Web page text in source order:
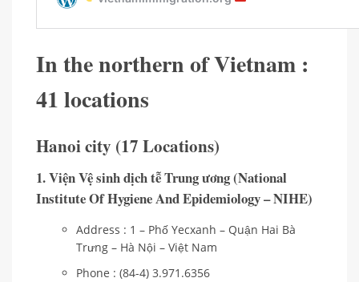
In the northern of Vietnam :
41 locations
Hanoi city (17 Locations)
1. Viện Vệ sinh dịch tễ Trung ương (National
Institute Of Hygiene And Epidemiology – NIHE)
Address : 1 – Phố Yecxanh – Quận Hai Bà
Trưng – Hà Nội – Việt Nam
Phone : (84-4) 3.971.6356